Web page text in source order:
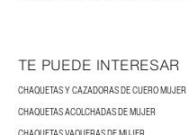
TE PUEDE INTERESAR
CHAQUETAS Y CAZADORAS DE CUERO MUJER
CHAQUETAS ACOLCHADAS DE MUJER